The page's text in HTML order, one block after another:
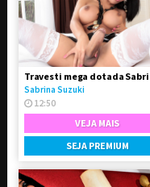
Sabrina Suzuki
12:50
VEJA MAIS
SEJA PREMIUM